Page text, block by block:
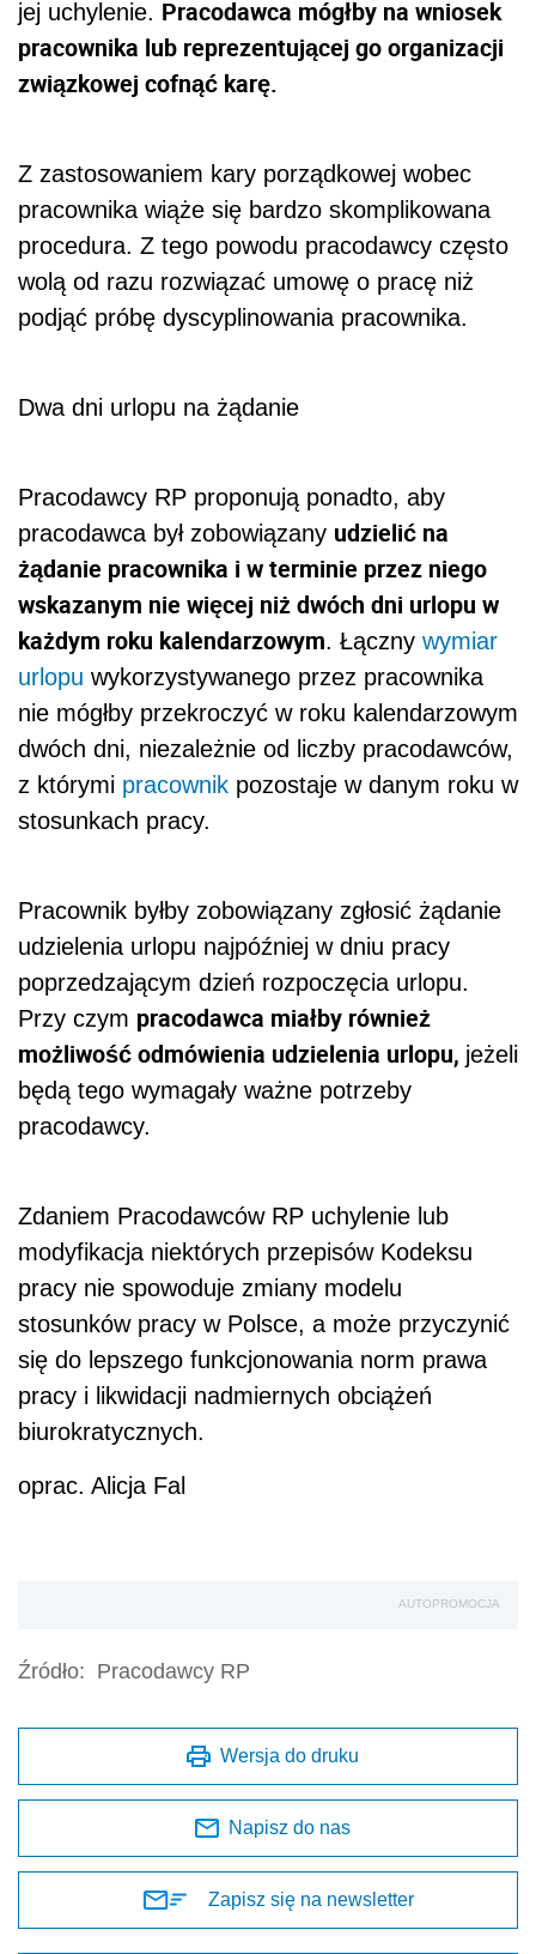
jej uchylenie. Pracodawca mógłby na wniosek
pracownika lub reprezentującej go organizacji
związkowej cofnąć karę.
Z zastosowaniem kary porządkowej wobec
pracownika wiąże się bardzo skomplikowana
procedura. Z tego powodu pracodawcy często
wolą od razu rozwiązać umowę o pracę niż
podjąć próbę dyscyplinowania pracownika.
Dwa dni urlopu na żądanie
Pracodawcy RP proponują ponadto, aby
pracodawca był zobowiązany udzielić na
żądanie pracownika i w terminie przez niego
wskazanym nie więcej niż dwóch dni urlopu w
każdym roku kalendarzowym. Łączny wymiar
urlopu wykorzystywanego przez pracownika
nie mógłby przekroczyć w roku kalendarzowym
dwóch dni, niezależnie od liczby pracodawców,
z którymi pracownik pozostaje w danym roku w
stosunkach pracy.
Pracownik byłby zobowiązany zgłosić żądanie
udzielenia urlopu najpóźniej w dniu pracy
poprzedzającym dzień rozpoczęcia urlopu.
Przy czym pracodawca miałby również
możliwość odmówienia udzielenia urlopu, jeżeli
będą tego wymagały ważne potrzeby
pracodawcy.
Zdaniem Pracodawców RP uchylenie lub
modyfikacja niektórych przepisów Kodeksu
pracy nie spowoduje zmiany modelu
stosunków pracy w Polsce, a może przyczynić
się do lepszego funkcjonowania norm prawa
pracy i likwidacji nadmiernych obciążeń
biurokratycznych.
oprac. Alicja Fal
AUTOPROMOCJA
Źródło: Pracodawcy RP
Wersja do druku
Napisz do nas
Zapisz się na newsletter